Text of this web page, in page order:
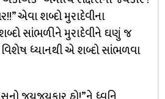
એવા શબ્દો મુરાદેવીના
સાંભળીને મુરાદેવીને ઘણું જ
ધ્યાનથી એ શબ્દો સાંભળવા